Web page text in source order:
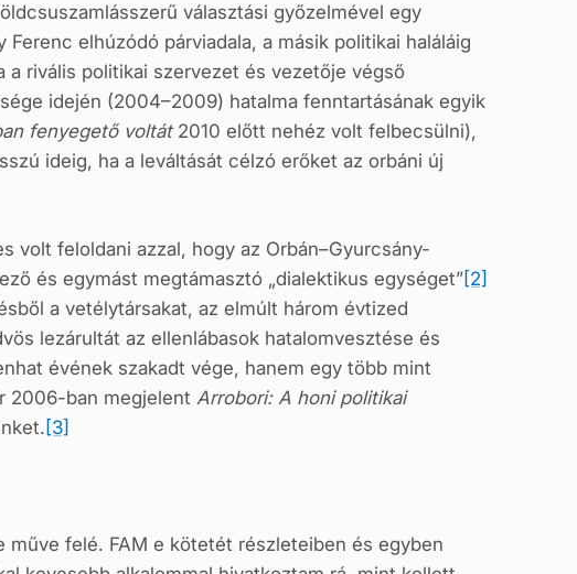
választási győzelmével egy
elhúzódó párviadala, a másik politikai haláláig
rivális politikai szervezet és vezetője végső
idején (2004–2009) hatalma fenntartásának egyik
fenyegető voltát2010 előtt nehéz volt felbecsülni),
ideig, ha a leváltását célzó erőket az orbáni új
volt feloldani azzal, hogy az Orbán–Gyurcsány-
és egymást megtámasztó „dialektikus egységet”[2]
a vetélytársakat, az elmúlt három évtized
lezárultát az ellenlábasok hatalomvesztése és
évének szakadt vége, hanem egy több mint
2006-ban megjelent Arrobori: A honi politikai
[3]
műve felé. FAM e kötetét részleteiben és egyben